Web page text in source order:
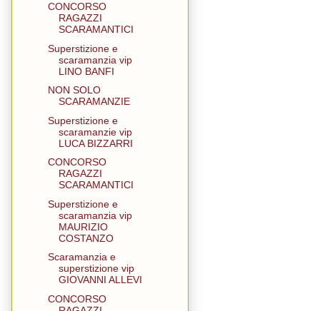
CONCORSO
RAGAZZI
SCARAMANTICI
Superstizione e
scaramanzia vip
LINO BANFI
NON SOLO
SCARAMANZIE
Superstizione e
scaramanzie vip
LUCA BIZZARRI
CONCORSO
RAGAZZI
SCARAMANTICI
Superstizione e
scaramanzia vip
MAURIZIO
COSTANZO
Scaramanzia e
superstizione vip
GIOVANNI ALLEVI
CONCORSO